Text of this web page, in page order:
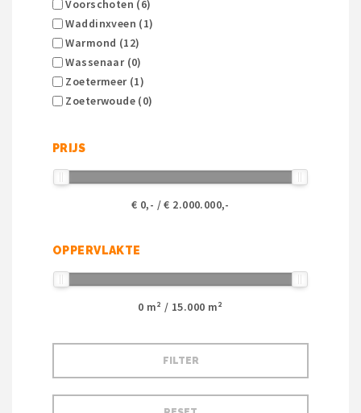
Voorschoten (6)
Waddinxveen (1)
Warmond (12)
Wassenaar (0)
Zoetermeer (1)
Zoeterwoude (0)
PRIJS
€ 0,- / € 2.000.000,-
OPPERVLAKTE
0 m² / 15.000 m²